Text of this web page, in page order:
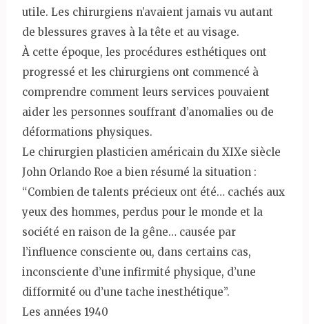
utile. Les chirurgiens n’avaient jamais vu autant
de blessures graves à la tête et au visage.
À cette époque, les procédures esthétiques ont
progressé et les chirurgiens ont commencé à
comprendre comment leurs services pouvaient
aider les personnes souffrant d’anomalies ou de
déformations physiques.
Le chirurgien plasticien américain du XIXe siècle
John Orlando Roe a bien résumé la situation :
“Combien de talents précieux ont été… cachés aux
yeux des hommes, perdus pour le monde et la
société en raison de la gêne… causée par
l’influence consciente ou, dans certains cas,
inconsciente d’une infirmité physique, d’une
difformité ou d’une tache inesthétique”.
Les années 1940